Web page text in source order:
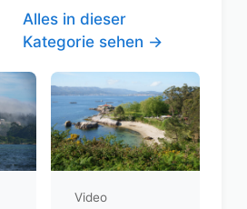
Alles in dieser
Kategorie sehen →
Video